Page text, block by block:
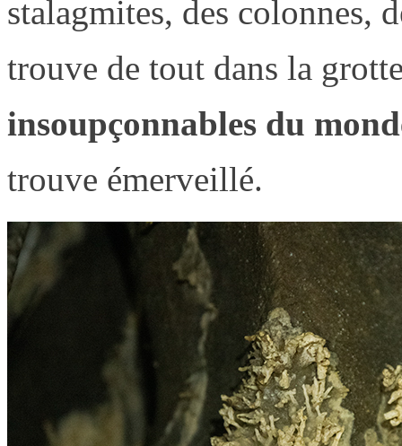
stalagmites, des colonnes,
trouve de tout dans la
insoupçonnables du
trouve émerveillé.